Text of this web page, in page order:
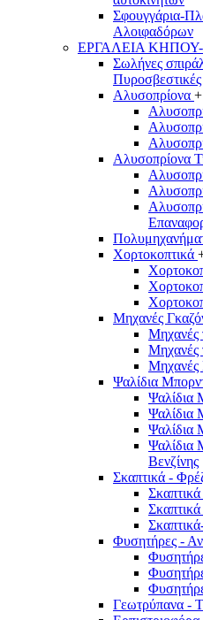
Σφουγγάρια-
Αλοιφαδόρων
ΕΡΓΑΛΕΙΑ
Σωλήνες
Πυροσβεστικές
Αλυσοπρίονα +
Αλυσοπρίονα
Χορτοκοπτικά
Μηχανές
Μηχανές
Μηχανές
Μηχανές
Ψαλίδια
Ψαλίδια
Ψαλίδια
Ψαλίδια
Ψαλίδια
Βενζίνης
Σκαπτικά -
Φυσητήρες -
Γεωτρύπανα -